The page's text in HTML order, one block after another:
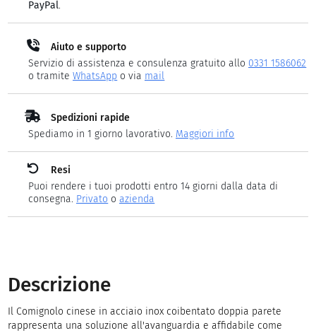
PayPal.
Aiuto e supporto
Servizio di assistenza e consulenza gratuito allo 0331 1586062
o tramiteWhatsApp o via mail
Spedizioni rapide
Spediamo in 1 giorno lavorativo. Maggiori info
Resi
Puoi rendere i tuoi prodotti entro 14 giorni dalla data di
consegna. Privato oazienda
Descrizione
Il Comignolo cinese in acciaio inox coibentato doppia parete
rappresenta una soluzione all'avanguardia e affidabile come